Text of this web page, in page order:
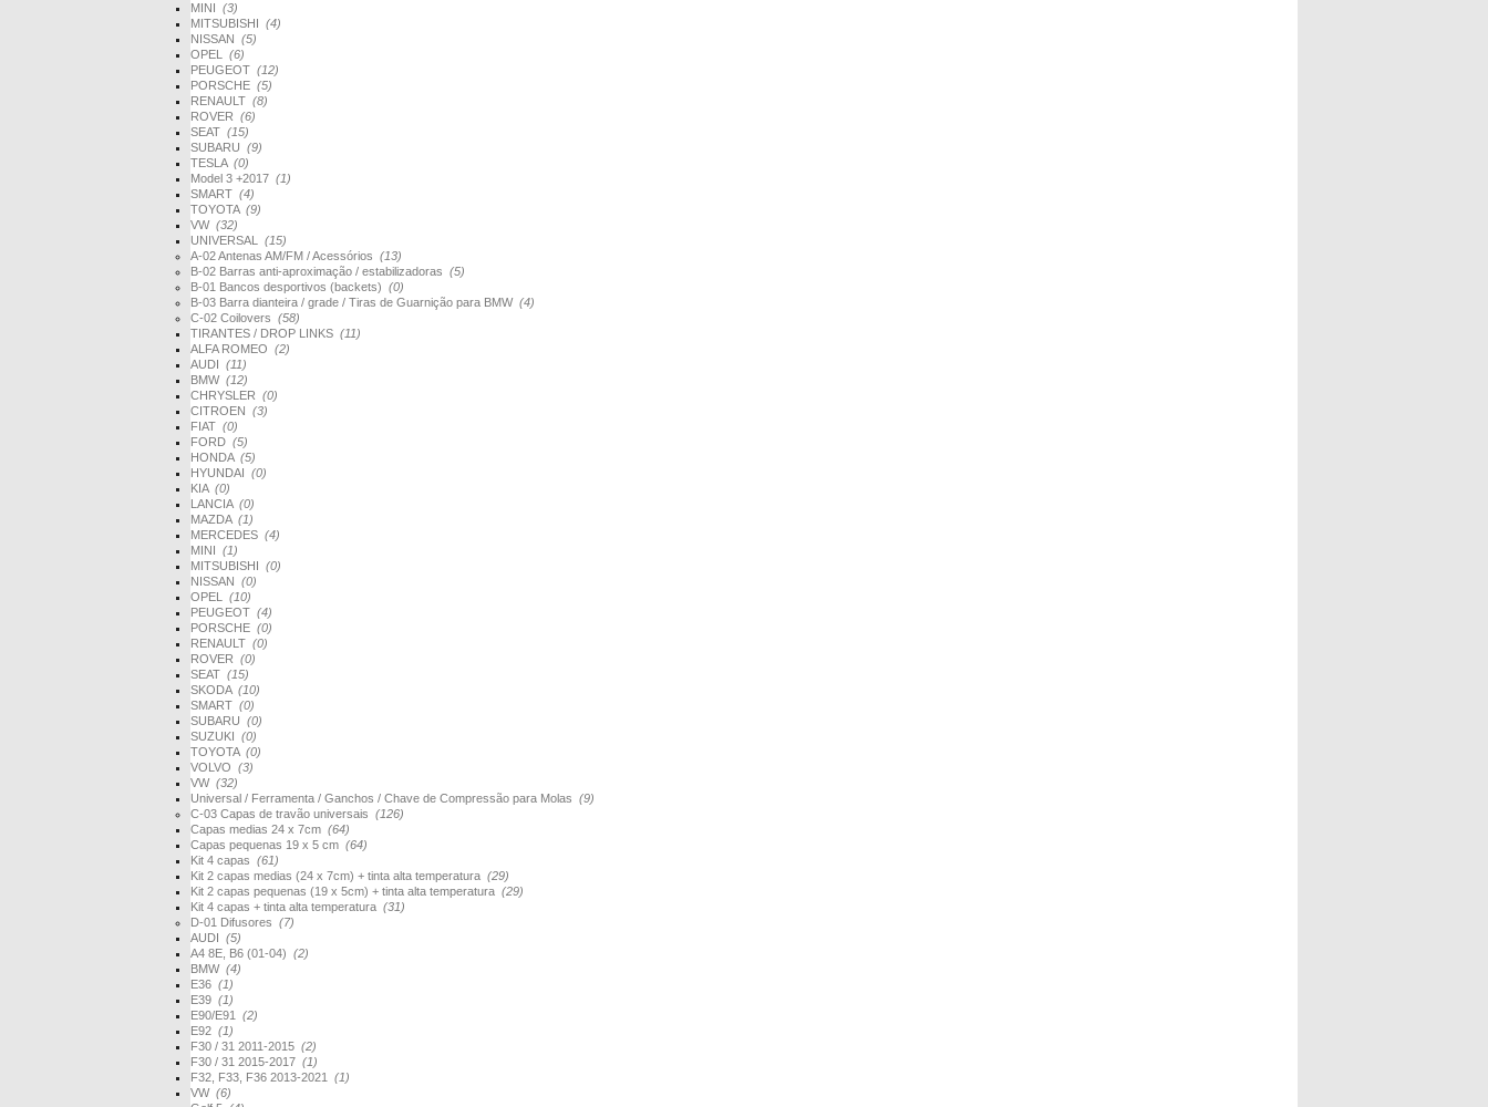
MINI (3)
MITSUBISHI (4)
NISSAN (5)
OPEL (6)
PEUGEOT (12)
PORSCHE (5)
RENAULT (8)
ROVER (6)
SEAT (15)
SUBARU (9)
TESLA (0)
Model 3 +2017 (1)
SMART (4)
TOYOTA (9)
VW (32)
UNIVERSAL (15)
A-02 Antenas AM/FM / Acessórios (13)
B-02 Barras anti-aproximação / estabilizadoras (5)
B-01 Bancos desportivos (backets) (0)
B-03 Barra dianteira / grade / Tiras de Guarnição para BMW (4)
C-02 Coilovers (58)
TIRANTES / DROP LINKS (11)
ALFA ROMEO (2)
AUDI (11)
BMW (12)
CHRYSLER (0)
CITROEN (3)
FIAT (0)
FORD (5)
HONDA (5)
HYUNDAI (0)
KIA (0)
LANCIA (0)
MAZDA (1)
MERCEDES (4)
MINI (1)
MITSUBISHI (0)
NISSAN (0)
OPEL (10)
PEUGEOT (4)
PORSCHE (0)
RENAULT (0)
ROVER (0)
SEAT (15)
SKODA (10)
SMART (0)
SUBARU (0)
SUZUKI (0)
TOYOTA (0)
VOLVO (3)
VW (32)
Universal / Ferramenta / Ganchos / Chave de Compressão para Molas (9)
C-03 Capas de travão universais (126)
Capas medias 24 x 7cm (64)
Capas pequenas 19 x 5 cm (64)
Kit 4 capas (61)
Kit 2 capas medias (24 x 7cm) + tinta alta temperatura (29)
Kit 2 capas pequenas (19 x 5cm) + tinta alta temperatura (29)
Kit 4 capas + tinta alta temperatura (31)
D-01 Difusores (7)
AUDI (5)
A4 8E, B6 (01-04) (2)
BMW (4)
E36 (1)
E39 (1)
E90/E91 (2)
E92 (1)
F30 / 31 2011-2015 (2)
F30 / 31 2015-2017 (1)
F32, F33, F36 2013-2021 (1)
VW (6)